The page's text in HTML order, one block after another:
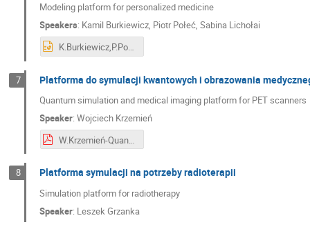
Modeling platform for personalized medicine
Speakers: Kamil Burkiewicz, Piotr Połeć,Sabina Lichołai
K.Burkiewicz,P.Połeć,S.Lichołai,Personalized medicine.pptx
7 Platforma do symulacji kwantowych i obrazowania
Quantum simulation and medical imaging platform for PET scanners
Speaker:Wojciech Krzemień
W.Krzemień-Quantum simulation and medical imaging platform.pdf
8 Platforma symulacji na potrzeby radioterapii
Simulation platform for radiotherapy
Speaker: Leszek Grzanka